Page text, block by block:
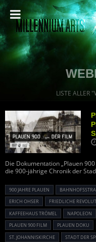
LISTE ALLER
Die Dokumentation „Plauen
die 900-jährige Chronik der
900 JAHRE PLAUEN
ERICH OHSER
FRIEDLICHE
KAFFEEHAUS TRÖMEL
NAPOLEON
PLAUEN 900 FILM
PLAUEN DOKU
ST. JOHANNISKIRCHE
STADT DER